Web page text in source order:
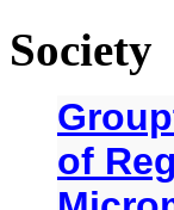
Society
of